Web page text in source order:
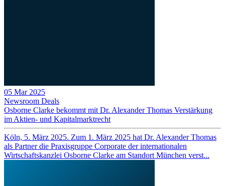
05 Mar 2025
Newsroom Deals
Osborne Clarke bekommt mit Dr. Alexander Thomas Verstärkung
im Aktien- und Kapitalmarktrecht
Köln, 5. März 2025. Zum 1. März 2025 hat Dr. Alexander Thomas
als Partner die Praxisgruppe Corporate der internationalen
Wirtschaftskanzlei Osborne Clarke am Standort München verst...